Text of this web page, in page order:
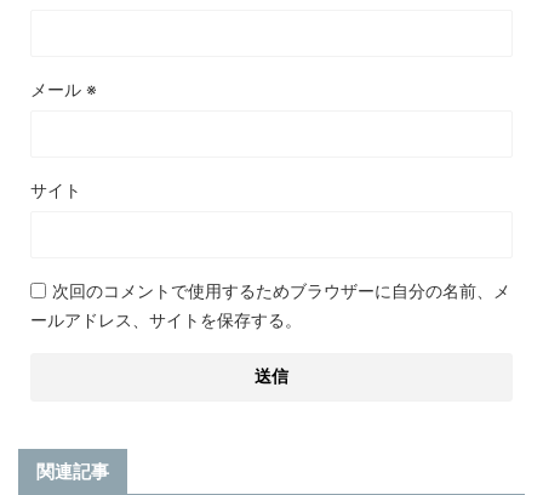
メール ※
サイト
次回のコメントで使用するためブラウザーに自分の名前、メ
ールアドレス、サイトを保存する。
関連記事